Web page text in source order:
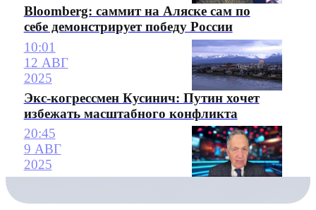
Bloomberg: саммит на Аляске сам по
себе демонстрирует победу России
10:01
12 АВГ
2025
Экс-когрессмен Кусинич: Путин хочет
избежать масштабного конфликта
20:45
9 АВГ
2025